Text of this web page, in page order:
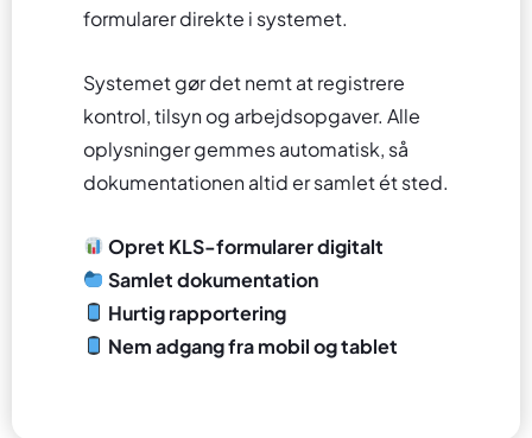
formularer direkte i systemet.
Systemet gør det nemt at registrere
kontrol, tilsyn og arbejdsopgaver. Alle
oplysninger gemmes automatisk, så
dokumentationen altid er samlet ét sted.
Opret KLS-formularer digitalt
Samlet dokumentation
Hurtig rapportering
Nem adgang fra mobil og tablet